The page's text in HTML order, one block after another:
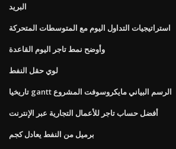
البريد
استراتيجيات التداول اليوم مع المتوسطات المتحركة
وأوضح نمط تاجر اليوم القاعدة
لوي حقل النفط
تاريخيا gantt الرسم البياني مايكروسوفت المشروع
أفضل حساب تاجر للأعمال التجارية عبر الإنترنت
برميل من النفط يعادل كجم